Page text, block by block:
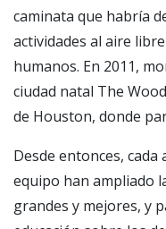
caminata que habría
actividades al aire
humanos. En 2011,
ciudad natal The
de Houston, donde
Desde entonces, cada
equipo han ampliado
grandes y mejores, y